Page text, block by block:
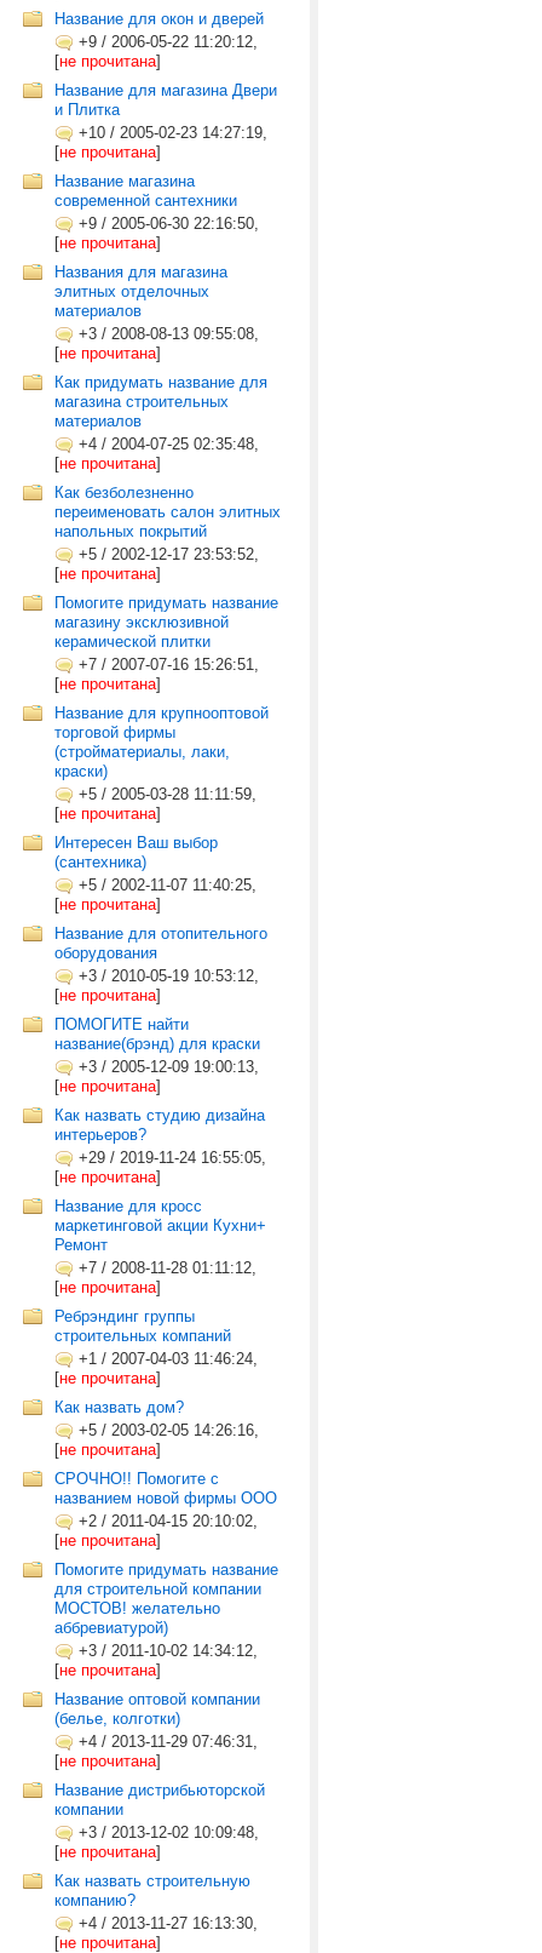
Название для окон и дверей
+9 / 2006-05-22 11:20:12,
[не прочитана]
Название для магазина Двери
и Плитка
+10 / 2005-02-23 14:27:19,
[не прочитана]
Название магазина
современной сантехники
+9 / 2005-06-30 22:16:50,
[не прочитана]
Названия для магазина
элитных отделочных
материалов
+3 / 2008-08-13 09:55:08,
[не прочитана]
Как придумать название для
магазина строительных
материалов
+4 / 2004-07-25 02:35:48,
[не прочитана]
Как безболезненно
переименовать салон элитных
напольных покрытий
+5 / 2002-12-17 23:53:52,
[не прочитана]
Помогите придумать название
магазину эксклюзивной
керамической плитки
+7 / 2007-07-16 15:26:51,
[не прочитана]
Название для крупнооптовой
торговой фирмы
(стройматериалы, лаки,
краски)
+5 / 2005-03-28 11:11:59,
[не прочитана]
Интересен Ваш выбор
(сантехника)
+5 / 2002-11-07 11:40:25,
[не прочитана]
Название для отопительного
оборудования
+3 / 2010-05-19 10:53:12,
[не прочитана]
ПОМОГИТЕ найти
название(брэнд) для краски
+3 / 2005-12-09 19:00:13,
[не прочитана]
Как назвать студию дизайна
интерьеров?
+29 / 2019-11-24 16:55:05,
[не прочитана]
Название для кросс
маркетинговой акции Кухни+
Ремонт
+7 / 2008-11-28 01:11:12,
[не прочитана]
Ребрэндинг группы
строительных компаний
+1 / 2007-04-03 11:46:24,
[не прочитана]
Как назвать дом?
+5 / 2003-02-05 14:26:16,
[не прочитана]
СРОЧНО!! Помогите с
названием новой фирмы ООО
+2 / 2011-04-15 20:10:02,
[не прочитана]
Помогите придумать название
для строительной компании
МОСТОВ! желательно
аббревиатурой)
+3 / 2011-10-02 14:34:12,
[не прочитана]
Название оптовой компании
(белье, колготки)
+4 / 2013-11-29 07:46:31,
[не прочитана]
Название дистрибьюторской
компании
+3 / 2013-12-02 10:09:48,
[не прочитана]
Как назвать строительную
компанию?
+4 / 2013-11-27 16:13:30,
[не прочитана]